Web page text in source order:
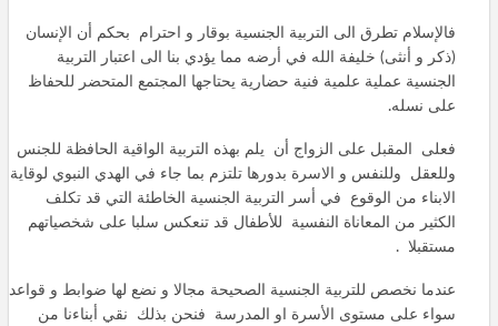
فالإسلام تطرق الى التربية الجنسية بوقار و احترام بحكم أن الإنسان
(ذكر و أنثى) خليفة الله في أرضه مما يؤدي بنا الى اعتبار التربية
الجنسية عملية علمية فنية حضارية يحتاجها المجتمع المتحضر للحفاظ
على نسله.
فعلى المقبل على الزواج أن يلم بهذه التربية الواقية الحافظة للجنس
وللعقل وللنفس و الاسرة بدورها تلتزم بما جاء في الهدي النبوي لوقاية
الابناء من الوقوع في أسر التربية الجنسية الخاطئة التي قد تكلف
الكثير من المعاناة النفسية للأطفال قد تنعكس سلبا على شخصياتهم
مستقبلا .
عندما نخصص للتربية الجنسية الصحيحة مجالا و نضع لها ضوابط و قواعد
سواء على مستوى الأسرة او المدرسة فنحن بذلك نقي أبناءنا من